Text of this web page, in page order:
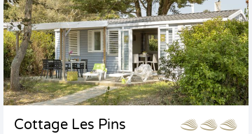
Cottage Les Pins